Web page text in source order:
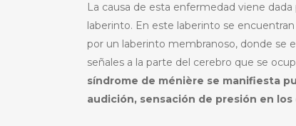
La causa de esta enfermedad viene
laberinto. En este laberinto se
por un laberinto membranoso, donde se
señales a la parte del cerebro que se
síndrome de ménière se manifiesta
audición, sensación de presión en